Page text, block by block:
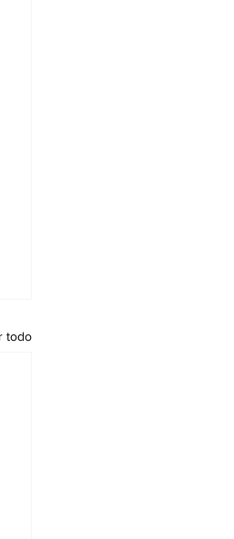
todo